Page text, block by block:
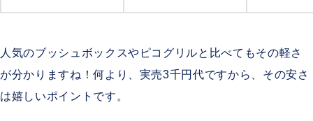
人気のブッシュボックスやピコグリルと比べてもその軽さ
が分かりますね！何より、実売3千円代ですから、その安さ
は嬉しいポイントです。